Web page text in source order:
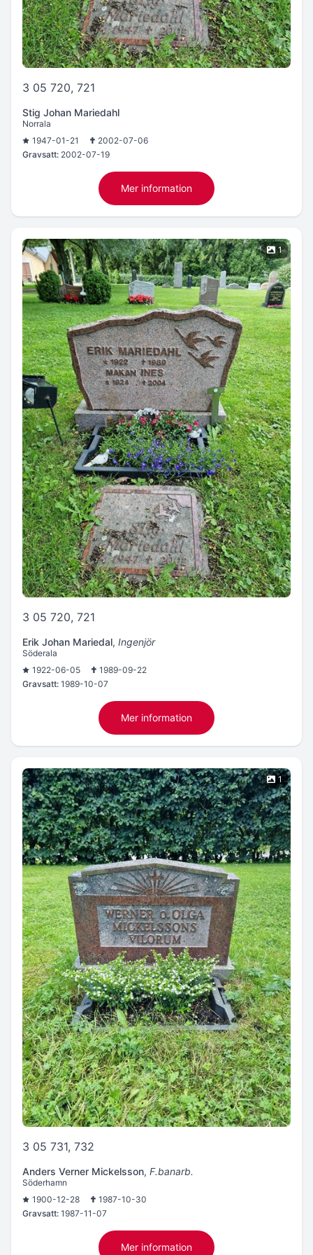
3 05 720, 721
Stig Johan Mariedahl
Norrala
1947-01-21
2002-07-06
Gravsatt: 2002-07-19
Mer information
1
3 05 720, 721
Erik Johan Mariedal, Ingenjör
Söderala
1922-06-05
1989-09-22
Gravsatt: 1989-10-07
Mer information
1
3 05 731, 732
Anders Verner Mickelsson, F.banarb.
Söderhamn
1900-12-28
1987-10-30
Gravsatt: 1987-11-07
Mer information